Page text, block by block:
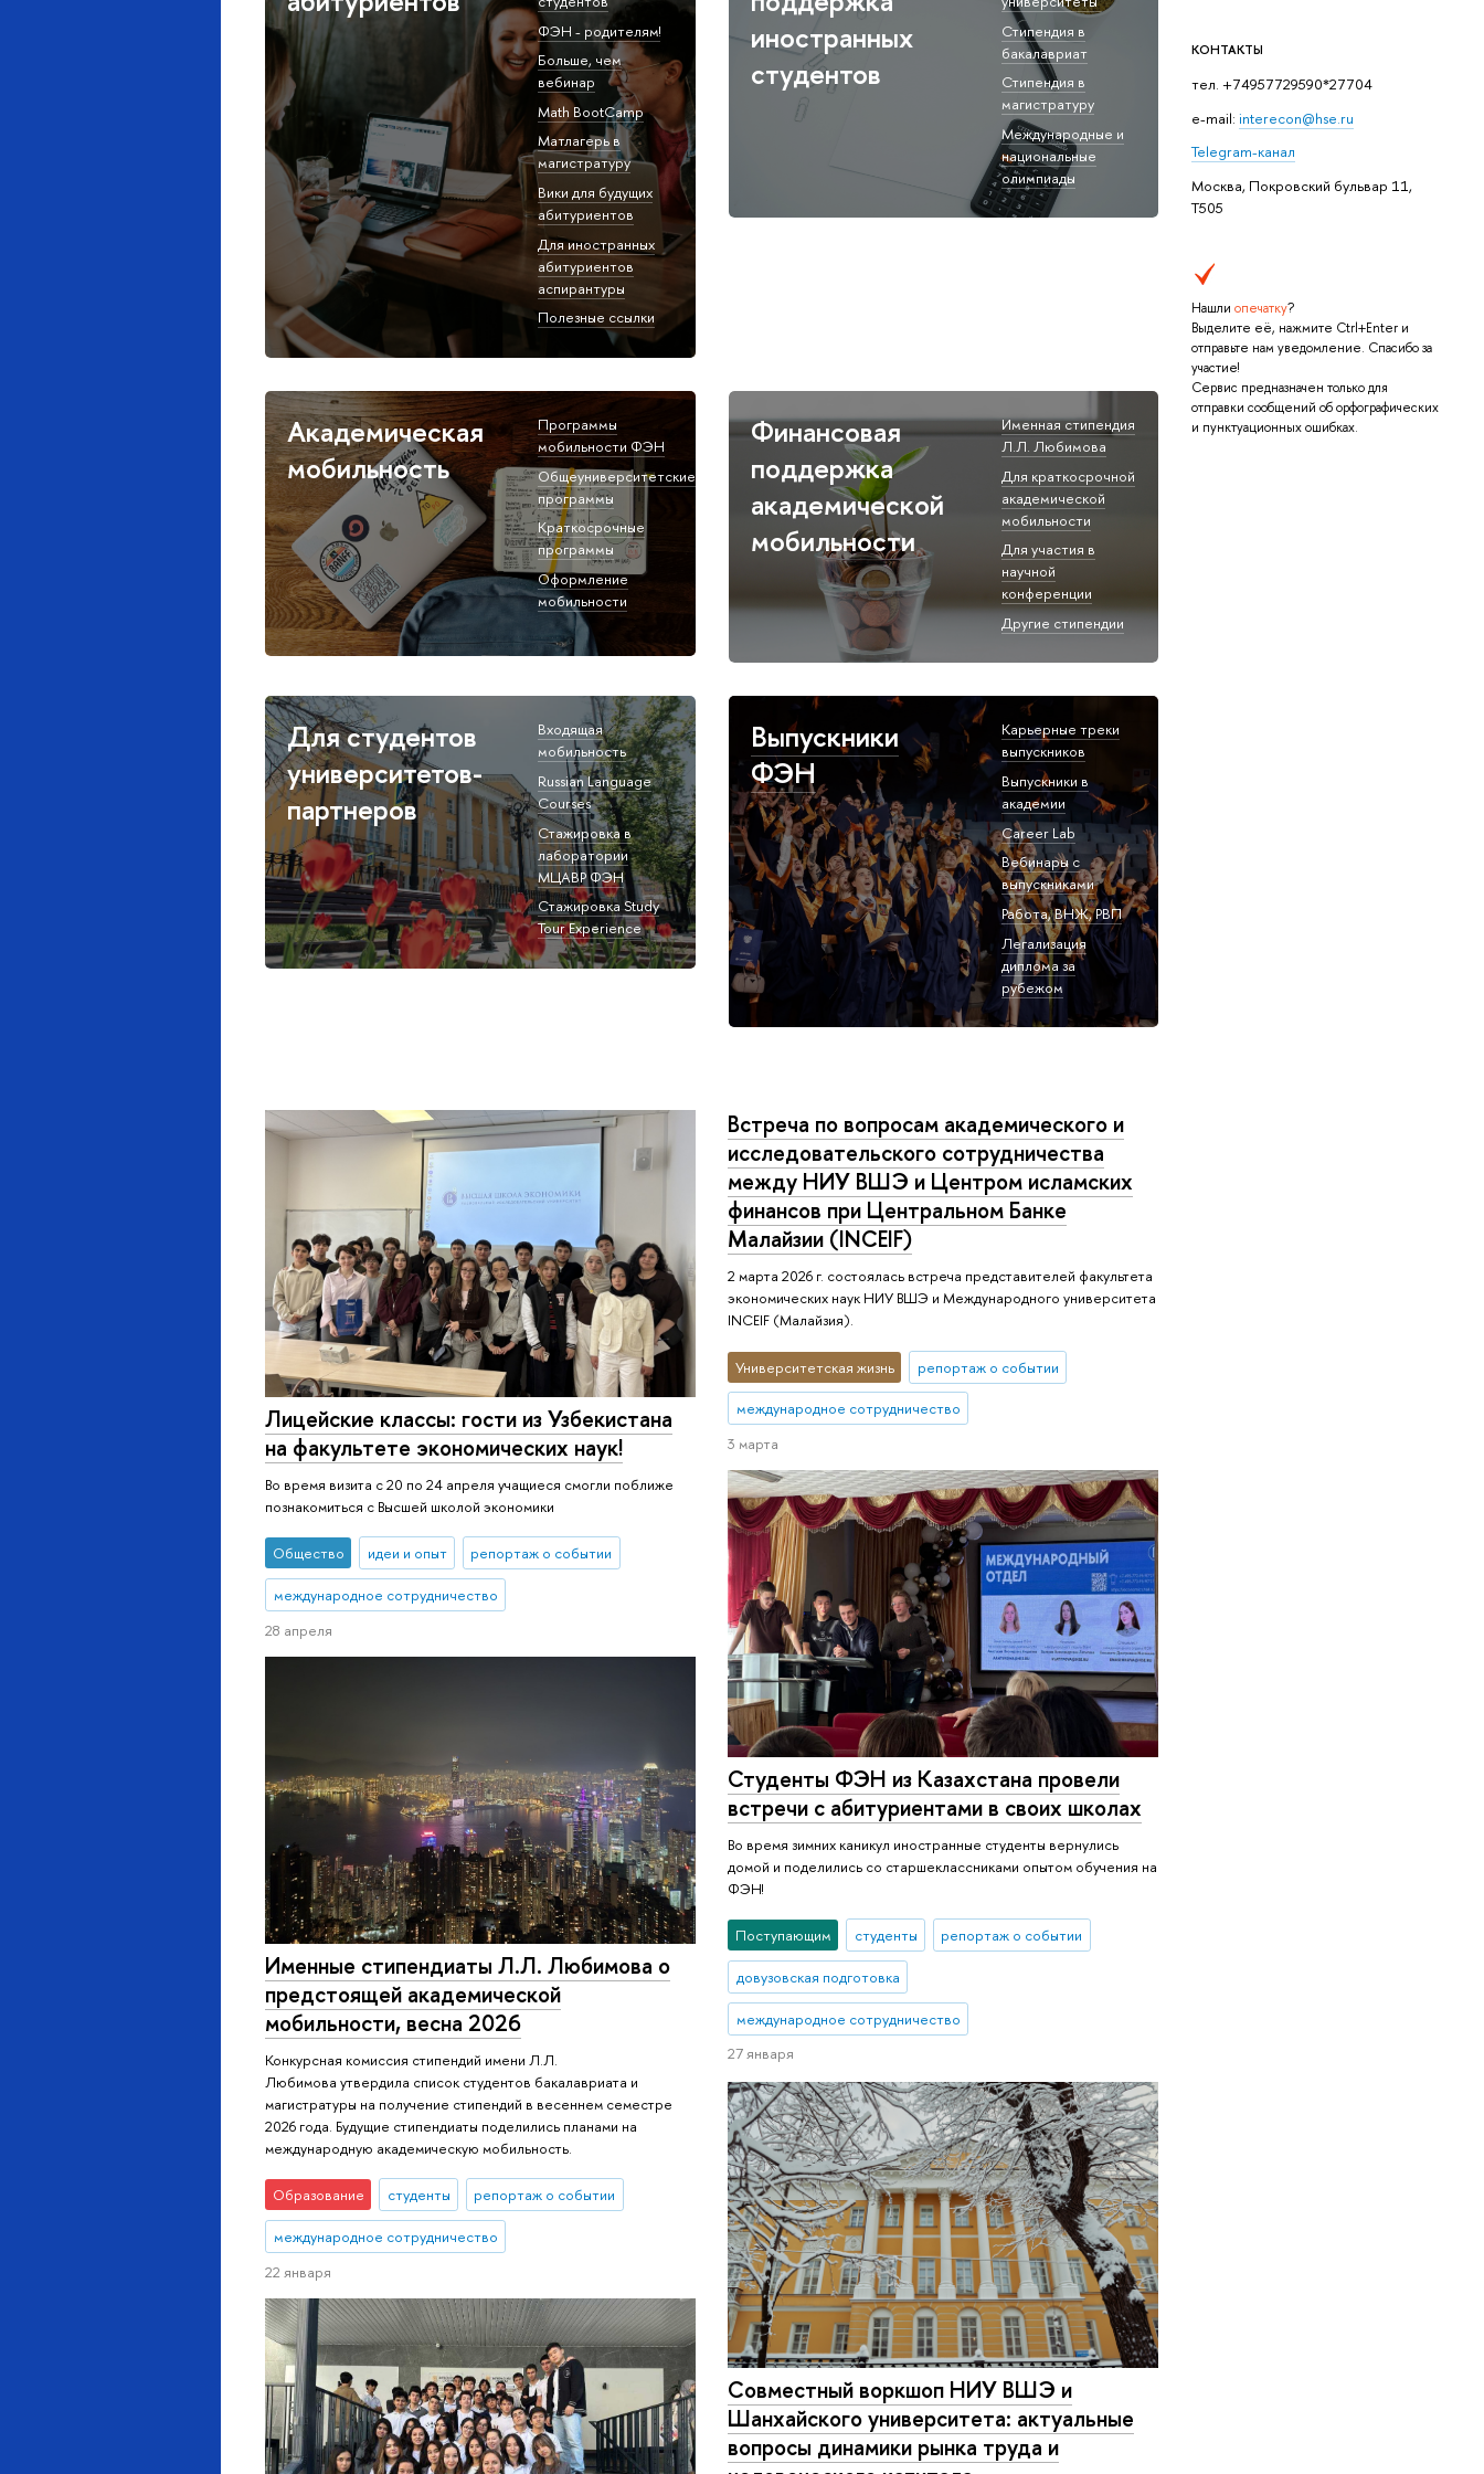
КОНТАКТЫ
тел. +74957729590*27704
e-mail: interecon@hse.ru
Telegram-канал
Москва, Покровский бульвар 11,
T505
Нашли опечатку?
Выделите её, нажмите Ctrl+Enter и
отправьте нам уведомление. Спасибо за
участие!
Сервис предназначен только для
отправки сообщений об орфографических
и пунктуационных ошибках.
ФЭН - родителям!
Больше, чем
вебинар
Math BootCamp
Матлагерь в
магистратуру
Вики для будущих
абитуриентов
Для иностранных
абитуриентов
аспирантуры
Полезные ссылки
иностранных
студентов
Стипендия в
бакалавриат
Стипендия в
магистратуру
Международные и
национальные
олимпиады
Академическая
мобильность
Программы
мобильности ФЭН
Общеуниверситетские
программы
Краткосрочные
программы
Оформление
мобильности
Финансовая
поддержка
академической
мобильности
Именная стипендия
Л.Л. Любимова
Для краткосрочной
академической
мобильности
Для участия в
научной
конференции
Другие стипендии
Для студентов
университетов-
партнеров
Входящая
мобильность
Russian Language
Courses
Стажировка в
лаборатории
МЦАВР ФЭН
Стажировка Study
Tour Experience
Выпускники
ФЭН
Карьерные треки
выпускников
Выпускники в
академии
Career Lab
Вебинары с
выпускниками
Работа, ВНЖ, РВП
Легализация
диплома за
рубежом
Лицейские классы: гости из Узбекистана
на факультете экономических наук!
Во время визита с 20 по 24 апреля учащиеся смогли поближе
познакомиться с Высшей школой экономики
Общество идеи и опыт репортаж о событии
международное сотрудничество
28 апреля
Встреча по вопросам академического и
исследовательского сотрудничества
между НИУ ВШЭ и Центром исламских
финансов при Центральном Банке
Малайзии (INCEIF)
2 марта 2026 г. состоялась встреча представителей факультета
экономических наук НИУ ВШЭ и Международного университета
INCEIF (Малайзия).
Университетская жизнь репортаж о событии
международное сотрудничество
3 марта
Студенты ФЭН из Казахстана провели
встречи с абитуриентами в своих школах
Во время зимних каникул иностранные студенты вернулись
домой и поделились со старшеклассниками опытом обучения на
ФЭН!
Поступающим студенты репортаж о событии
довузовская подготовка
международное сотрудничество
27 января
Именные стипендиаты Л.Л. Любимова о
предстоящей академической
мобильности, весна 2026
Конкурсная комиссия стипендий имени Л.Л.
Любимова утвердила список студентов бакалавриата и
магистратуры на получение стипендий в весеннем семестре
2026 года. Будущие стипендиаты поделились планами на
международную академическую мобильность.
Образование студенты репортаж о событии
международное сотрудничество
22 января
Совместный воркшоп НИУ ВШЭ и
Шанхайского университета: актуальные
вопросы динамики рынка труда и